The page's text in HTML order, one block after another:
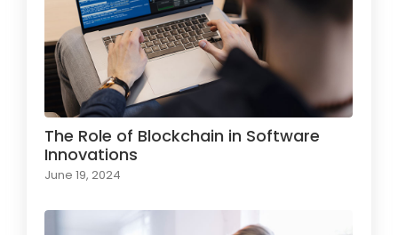
The Role of Blockchain in Software
Innovations
June 19, 2024